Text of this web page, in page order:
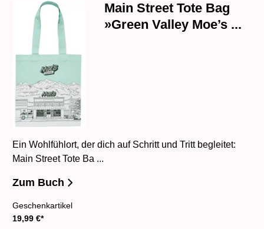
Main Street Tote Bag
»Green Valley Moe’s ...
Ein Wohlfühlort, der dich auf Schritt und Tritt begleitet:
Main Street Tote Ba ...
Zum Buch
Geschenkartikel
19,99 €*